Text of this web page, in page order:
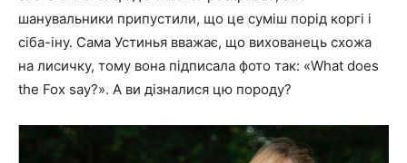
шанувальники припустили, що це суміш порід коргі і
сіба-іну. Сама Устинья вважає, що вихованець схожа
на лисичку, тому вона підписала фото так: «What does
the Fox say?». А ви дізналися цю породу?